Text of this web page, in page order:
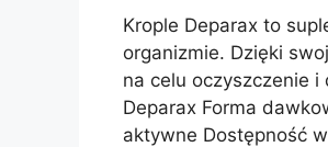
Krople Deparax to
organizmie. Dzięki
na celu oczyszczenie
Deparax Forma
aktywne Dostępność